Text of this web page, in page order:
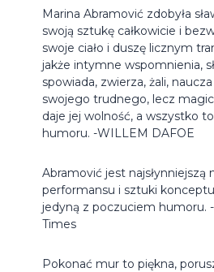
Marina Abramović zdobyła
swoją sztukę całkowicie i
swoje ciało i duszę licznym
jakże intymne wspomnienia,
spowiada, zwierza, żali,
swojego trudnego, lecz
daje jej wolność, a wszystko
humoru. -WILLEM DAFOE
Abramović jest najsłynniejszą
performansu i sztuki
jedyną z poczuciem humoru.
Times
Pokonać mur to piękna,